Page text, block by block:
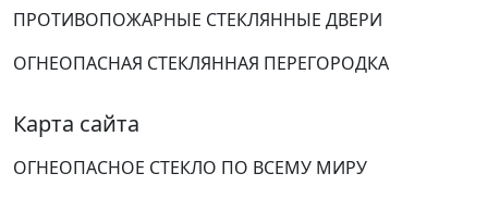
ПРОТИВОПОЖАРНЫЕ СТЕКЛЯННЫЕ ДВЕРИ
ОГНЕОПАСНАЯ СТЕКЛЯННАЯ ПЕРЕГОРОДКА
Карта сайта
ОГНЕОПАСНОЕ СТЕКЛО ПО ВСЕМУ МИРУ